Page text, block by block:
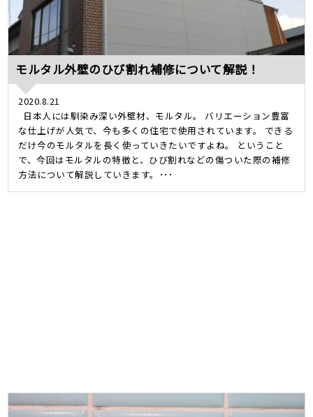
モルタル外壁のひび割れ補修について解説！
2020.8.21
日本人には馴染み深い外壁材、モルタル。 バリエーション豊富
な仕上げが人気で、今も多くの住宅で使用されています。 できる
だけ今のモルタルを長く使っていきたいですよね。 ということ
で、今回はモルタルの特徴と、ひび割れなどの傷ついた際の補修
方法について解説していきます。･･･